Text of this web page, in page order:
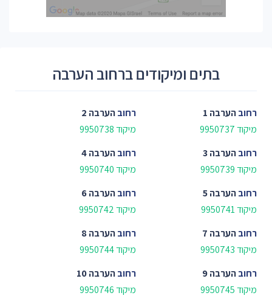
בתים ומיקודים ברחוב הערבה
רחובהערבה 1
מיקוד 9950737
רחובהערבה 2
מיקוד 9950738
רחובהערבה 3
מיקוד 9950739
רחובהערבה 4
מיקוד 9950740
רחובהערבה 5
מיקוד 9950741
רחובהערבה 6
מיקוד 9950742
רחובהערבה 7
מיקוד 9950743
רחובהערבה 8
מיקוד 9950744
רחובהערבה 9
מיקוד 9950745
רחובהערבה 10
מיקוד 9950746